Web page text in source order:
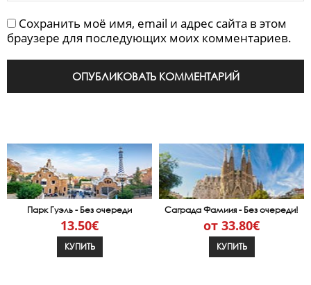
Сохранить моё имя, email и адрес сайта в этом
браузере для последующих моих комментариев.
Парк Гуэль - Без очереди
13.50€
КУПИТЬ
Саграда Фамиия - Без очереди!
от 33.80€
КУПИТЬ